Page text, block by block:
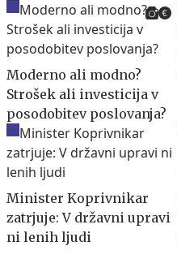
Moderno ali modno?
Strošek ali investicija v
posodobitev poslovanja?
Minister Koprivnikar
zatrjuje: V državni upravi
ni lenih ljudi